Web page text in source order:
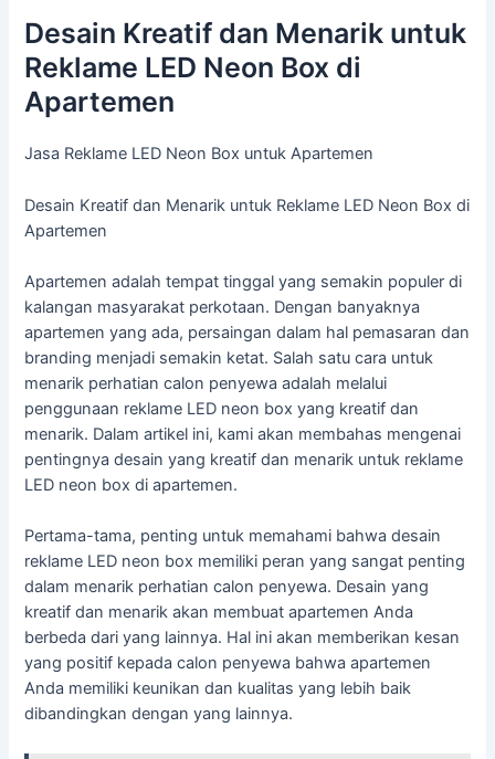
Desain Kreatif dan Menarik untuk
Reklame LED Neon Box di
Apartemen
Jasa Reklame LED Neon Box untuk Apartemen
Desain Kreatif dan Menarik untuk Reklame LED Neon Box di
Apartemen
Apartemen adalah tempat tinggal yang semakin populer di
kalangan masyarakat perkotaan. Dengan banyaknya
apartemen yang ada, persaingan dalam hal pemasaran dan
branding menjadi semakin ketat. Salah satu cara untuk
menarik perhatian calon penyewa adalah melalui
penggunaan reklame LED neon box yang kreatif dan
menarik. Dalam artikel ini, kami akan membahas mengenai
pentingnya desain yang kreatif dan menarik untuk reklame
LED neon box di apartemen.
Pertama-tama, penting untuk memahami bahwa desain
reklame LED neon box memiliki peran yang sangat penting
dalam menarik perhatian calon penyewa. Desain yang
kreatif dan menarik akan membuat apartemen Anda
berbeda dari yang lainnya. Hal ini akan memberikan kesan
yang positif kepada calon penyewa bahwa apartemen
Anda memiliki keunikan dan kualitas yang lebih baik
dibandingkan dengan yang lainnya.